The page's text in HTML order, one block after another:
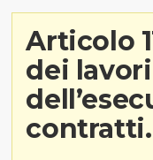
Articolo
dei
contratti.